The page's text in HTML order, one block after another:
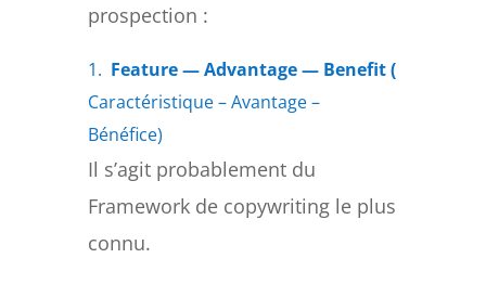
prospection :
1. Feature — Advantage — Benefit (
Caractéristique – Avantage –
Bénéfice)
Il s’agit probablement du
Framework de copywriting le plus
connu.